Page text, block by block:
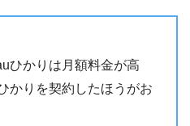
ひかりは月額料金が高
かりを契約したほうがお